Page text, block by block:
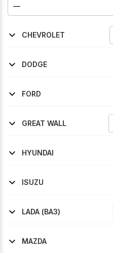
CHEVROLET
DODGE
FORD
GREAT WALL
HYUNDAI
ISUZU
LADA (ВАЗ)
MAZDA